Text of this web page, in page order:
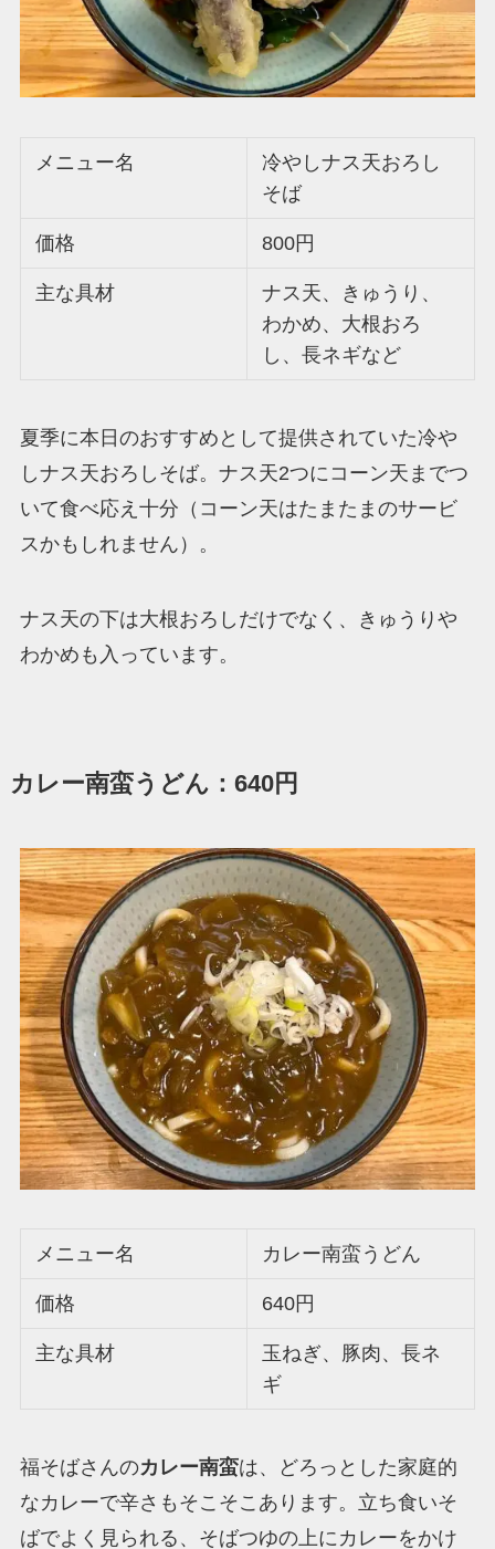
メニュー名
冷やしナス天おろし
そば
価格 800円
主な具材
ナス天、きゅうり、
わかめ、大根おろ
し、長ネギなど
夏季に本日のおすすめとして提供されていた冷や
しナス天おろしそば。ナス天2つにコーン天までつ
いて食べ応え十分（コーン天はたまたまのサービ
スかもしれません）。
ナス天の下は大根おろしだけでなく、きゅうりや
わかめも入っています。
カレー南蛮うどん：640円
メニュー名 カレー南蛮うどん
価格 640円
主な具材
玉ねぎ、豚肉、長ネ
ギ
福そばさんのカレー南蛮は、どろっとした家庭的
なカレーで辛さもそこそこあります。立ち食いそ
ばでよく見られる、そばつゆの上にカレーをかけ